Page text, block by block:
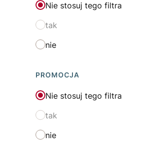
Nie stosuj tego filtra
tak
nie
PROMOCJA
Nie stosuj tego filtra
tak
nie